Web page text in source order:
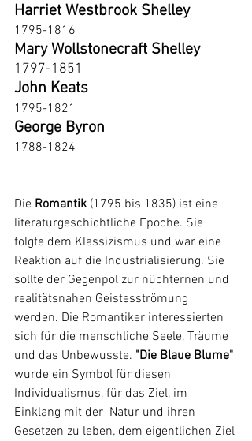
Harriet Westbrook Shelley
1795-1816
Mary Wollstonecraft Shelley
1797-1851
John Keats
1795-1821
George Byron
1788-1824
Die Romantik (1795 bis 1835) ist eine
literaturgeschichtliche Epoche. Sie
folgte dem Klassizismus und war eine
Reaktion auf die Industrialisierung. Sie
sollte der Gegenpol zur nüchternen und
realitätsnahen Geistesströmung
werden. Die Romantiker interessierten
sich für die menschliche Seele, Träume
und das Unbewusste. "Die Blaue Blume"
wurde ein Symbol für diesen
Individualismus, für das Ziel, im
Einklang mit der  Natur und ihren
Gesetzen zu leben, dem eigentlichen Ziel